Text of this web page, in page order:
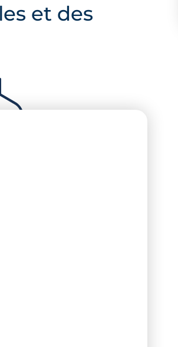
et des